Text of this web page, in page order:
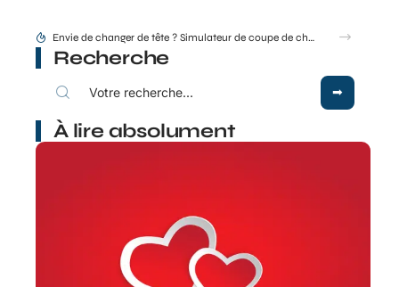
Idée coupe de cheveux thebeautyandthegeek.fr pour cheveux courts mais féminins
Recherche
À lire absolument